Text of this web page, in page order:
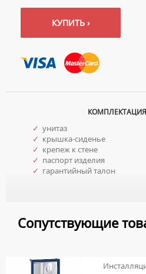
КУПИТЬ ›
✓ унитаз
✓ крышка-сиденье
✓ крепеж к стене
✓ паспорт изделия
✓ гарантийный талон
Сопутствующие